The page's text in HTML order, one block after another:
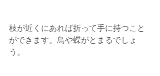
枝が近くにあれば折って手に持つこと
ができます。鳥や蝶がとまるでしょ
う。